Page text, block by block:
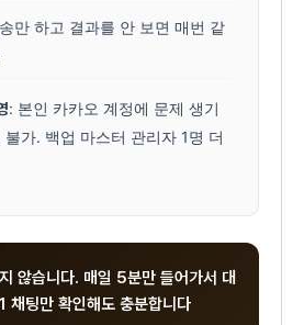
만 하고 결과를 안 보면 매번 같
: 본인 카카오 계정에 문제 생기
불가. 백업 마스터 관리자 1명 더
않습니다. 매일 5분만 들어가서 대
채팅만 확인해도 충분합니다